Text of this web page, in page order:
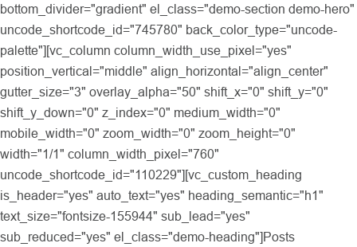
bottom_divider="gradient" el_class="demo-section demo-hero"
uncode_shortcode_id="745780" back_color_type="uncode-
palette"][vc_column column_width_use_pixel="yes"
position_vertical="middle" align_horizontal="align_center"
gutter_size="3" overlay_alpha="50" shift_x="0" shift_y="0"
shift_y_down="0" z_index="0" medium_width="0"
mobile_width="0" zoom_width="0" zoom_height="0"
width="1/1" column_width_pixel="760"
uncode_shortcode_id="110229"][vc_custom_heading
is_header="yes" auto_text="yes" heading_semantic="h1"
text_size="fontsize-155944" sub_lead="yes"
sub_reduced="yes" el_class="demo-heading"]Posts